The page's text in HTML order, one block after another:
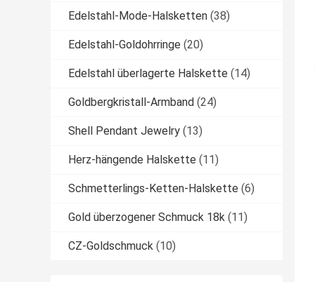
Edelstahl-Mode-Halsketten (38)
Edelstahl-Goldohrringe (20)
Edelstahl überlagerte Halskette (14)
Goldbergkristall-Armband (24)
Shell Pendant Jewelry (13)
Herz-hängende Halskette (11)
Schmetterlings-Ketten-Halskette (6)
Gold überzogener Schmuck 18k (11)
CZ-Goldschmuck (10)